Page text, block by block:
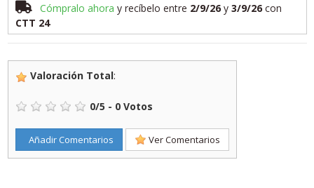
Cómpralo ahora y recíbelo entre 2/9/26y 3/9/26 con
CTT 24
Valoración Total:
0/5 - 0 Votos
Añadir Comentarios Ver Comentarios